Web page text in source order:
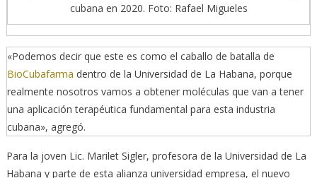
cubana en 2020. Foto: Rafael Migueles
«Podemos decir que este es como el caballo de batalla de
BioCubafarma dentro de la Universidad de La Habana, porque
realmente nosotros vamos a obtener moléculas que van a tener
una aplicación terapéutica fundamental para esta industria
cubana», agregó.
Para la joven Lic. Marilet Sigler, profesora de la Universidad de La
Habana y parte de esta alianza universidad empresa, el nuevo